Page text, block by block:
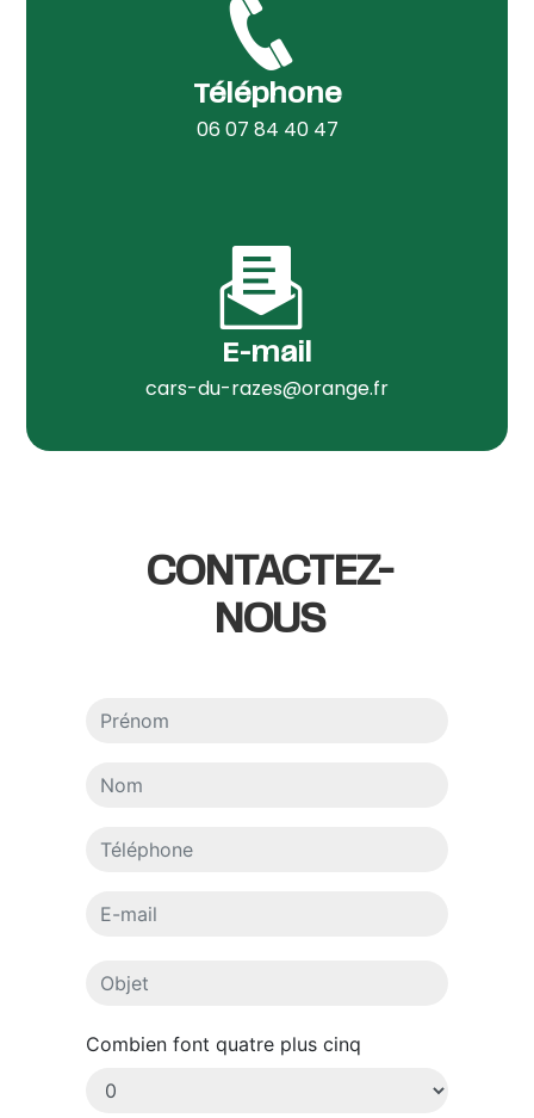
Téléphone
06 07 84 40 47
E-mail
cars-du-razes@orange.fr
CONTACTEZ-
NOUS
Combien font quatre plus cinq